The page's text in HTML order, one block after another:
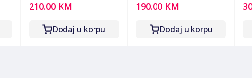
2000W - TCG4104
210.00 KM
Dodaj u korpu
programa rada, 2000
W - ZLN3942
190.00 KM
Dodaj u korpu